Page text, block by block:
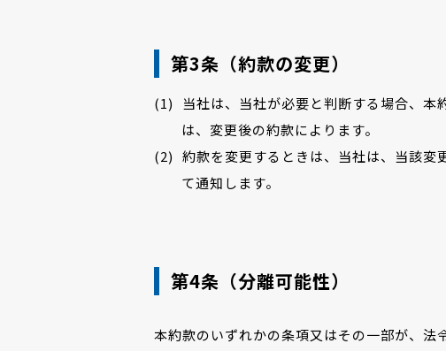
第3条（約款の変更）
当社は、当社が必要と判断する場合、
は、変更後の約款によります。
約款を変更するときは、当社は、当該変
て通知します。
第4条（分離可能性）
本約款のいずれかの条項又はその一部が、